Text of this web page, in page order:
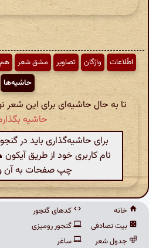
اطّلاعات واژگان تصاویر مشق شعر
حاشیه‌ها
تا به حال حاشیه‌ای برای این
حاشیه
برای حاشیه‌گذاری باید در
نام کاربری خود از طریق
چپ صفحات به آن
خانه
بیت تصادفی
جدول شعر
کدهای گنجور
گنجور رومیزی
ساغر